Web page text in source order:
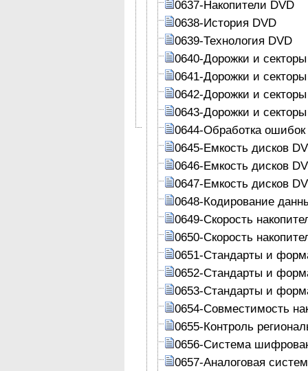
0637-Накопители DVD
0638-История DVD
0639-Технология DVD
0640-Дорожки и
0641-Дорожки и
0642-Дорожки и
0643-Дорожки и
0644-Обработка ошибок
0645-Емкость дисков
0646-Емкость дисков
0647-Емкость дисков
0648-Кодирование
0649-Скорость
0650-Скорость
0651-Стандарты и
0652-Стандарты и
0653-Стандарты и
0654-Совместимость
0655-Контроль
0656-Система
0657-Аналоговая